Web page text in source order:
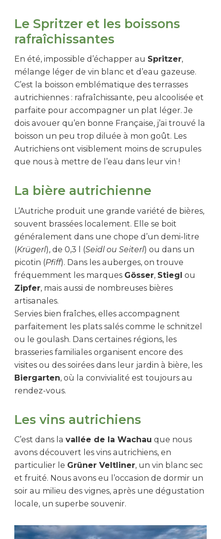
Le Spritzer et les boissons
rafraîchissantes
En été, impossible d’échapper au Spritzer,
mélange léger de vin blanc et d’eau gazeuse.
C’est la boisson emblématique des terrasses
autrichiennes : rafraîchissante, peu alcoolisée et
parfaite pour accompagner un plat léger. Je
dois avouer qu’en bonne Française, j’ai trouvé la
boisson un peu trop diluée à mon goût. Les
Autrichiens ont visiblement moins de scrupules
que nous à mettre de l’eau dans leur vin !
La bière autrichienne
L’Autriche produit une grande variété de bières,
souvent brassées localement. Elle se boit
généralement dans une chope d’un demi-litre
(Krügerl), de 0,3 l (Seidl ou Seiterl) ou dans un
picotin (Pfiff). Dans les auberges, on trouve
fréquemment les marques Gösser, Stiegl ou
Zipfer, mais aussi de nombreuses bières
artisanales.
Servies bien fraîches, elles accompagnent
parfaitement les plats salés comme le schnitzel
ou le goulash. Dans certaines régions, les
brasseries familiales organisent encore des
visites ou des soirées dans leur jardin à bière, les
Biergarten, où la convivialité est toujours au
rendez-vous.
Les vins autrichiens
C’est dans la vallée de la Wachau que nous
avons découvert les vins autrichiens, en
particulier le Grüner Veltliner, un vin blanc sec
et fruité. Nous avons eu l’occasion de dormir un
soir au milieu des vignes, après une dégustation
locale, un superbe souvenir.